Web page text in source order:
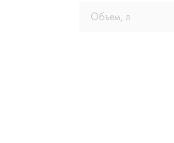
Объем, л